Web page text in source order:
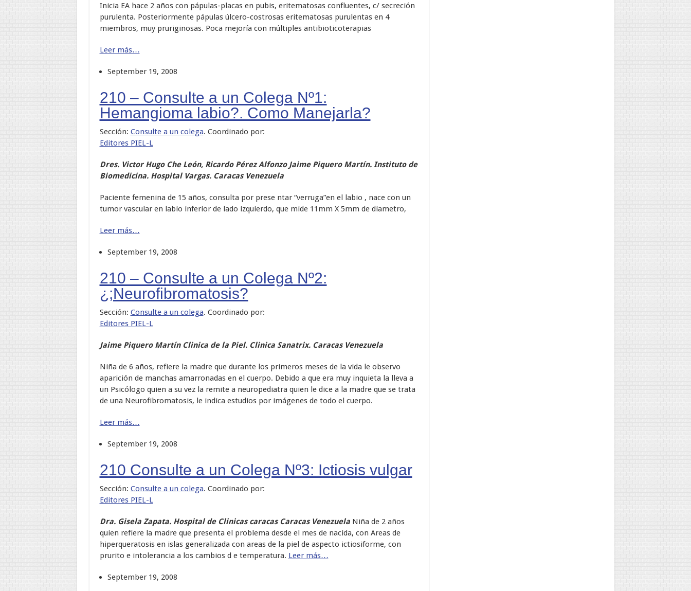
Inicia EA hace 2 años con pápulas-placas en pubis, eritematosas confluentes, c/ secreción
purulenta. Posteriormente pápulas úlcero-costrosas eritematosas purulentas en 4
miembros, muy pruriginosas. Poca mejoría con múltiples antibioticoterapias
Leer más…
September 19, 2008
210 – Consulte a un Colega Nº1:
Hemangioma labio?. Como Manejarla?
Sección: Consulte a un colega. Coordinado por:
Editores PIEL-L
Dres. Victor Hugo Che León, Ricardo Pérez Alfonzo Jaime Piquero Martín. Instituto de
Biomedicina. Hospital Vargas. Caracas Venezuela
Paciente femenina de 15 años, consulta por prese ntar “verruga”en el labio , nace con un
tumor vascular en labio inferior de lado izquierdo, que mide 11mm X 5mm de diametro,
Leer más…
September 19, 2008
210 – Consulte a un Colega Nº2:
¿;Neurofibromatosis?
Sección: Consulte a un colega. Coordinado por:
Editores PIEL-L
Jaime Piquero Martín Clinica de la Piel. Clinica Sanatrix. Caracas Venezuela
Niña de 6 años, refiere la madre que durante los primeros meses de la vida le observo
aparición de manchas amarronadas en el cuerpo. Debido a que era muy inquieta la lleva a
un Psicólogo quien a su vez la remite a neuropediatra quien le dice a la madre que se trata
de una Neurofibromatosis, le indica estudios por imágenes de todo el cuerpo.
Leer más…
September 19, 2008
210 Consulte a un Colega Nº3: Ictiosis vulgar
Sección: Consulte a un colega. Coordinado por:
Editores PIEL-L
Dra. Gisela Zapata. Hospital de Clinicas caracas Caracas VenezuelaNiña de 2 años
quien refiere la madre que presenta el problema desde el mes de nacida, con Areas de
hiperqueratosis en islas generalizada con areas de la piel de aspecto ictiosiforme, con
prurito e intolerancia a los cambios d e temperatura. Leer más…
September 19, 2008